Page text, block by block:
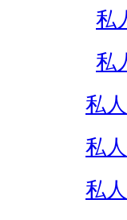
私
私
私
私
私